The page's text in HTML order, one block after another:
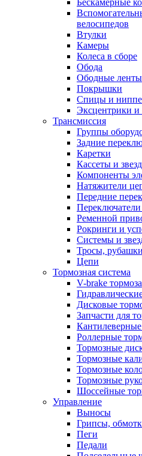
велосипедов
Втулки
Камеры
Колеса в сборе
Обода
Ободные ленты
Покрышки
Спицы и
Эксцентрики и
Трансмиссия
Группы
Задние
Каретки
Кассеты и
Компоненты
Натяжители
Передние
Переключатели
Ременной
Рокринги и
Системы и
Тросы,
Цепи
Тормозная система
V-brake тормоза
Дисковые
Запчасти для
Кантилеверные
Роллерные
Тормозные
Тормозные
Тормозные
Тормозные
Шоссейные
Управление
Выносы
Грипсы,
Пеги
Педали